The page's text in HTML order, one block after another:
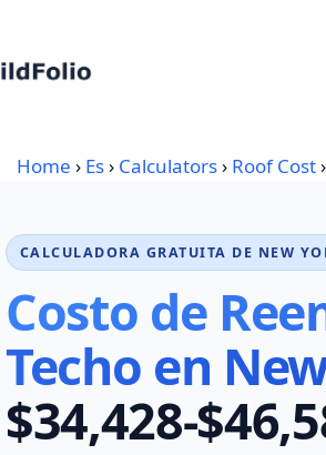
Home › Es› Calculators› Roof Cost›
CALCULADORA GRATUITA DE NEW
Costo de
Techo en
$34,428-